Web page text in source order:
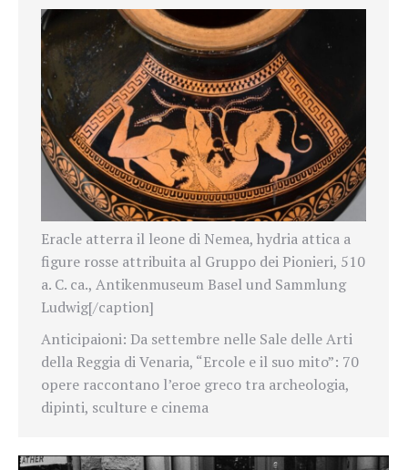
Eracle atterra il leone di Nemea, hydria attica a
figure rosse attribuita al Gruppo dei Pionieri, 510
a. C. ca., Antikenmuseum Basel und Sammlung
Ludwig[/caption]
Anticipaioni: Da settembre nelle Sale delle Arti
della Reggia di Venaria, “Ercole e il suo mito”: 70
opere raccontano l’eroe greco tra archeologia,
dipinti, sculture e cinema